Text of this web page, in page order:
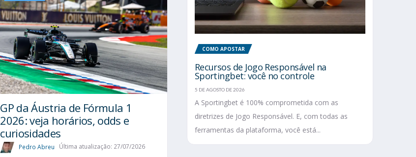
GP da Áustria de Fórmula 1
2026: veja horários, odds e
curiosidades
Pedro Abreu Última atualização: 27/07/2026
COMO APOSTAR
Recursos de Jogo Responsável na
Sportingbet: você no controle
5 DE AGOSTO DE 2026
A Sportingbet é 100% comprometida com as
diretrizes de Jogo Responsável. E, com todas as
ferramentas da plataforma, você está...